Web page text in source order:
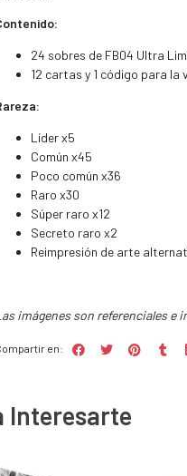
24 sobres de FB04 Ultra
12 cartas y 1 código para la
Líder x5
Común x45
Poco común x36
Raro x30
Súper raro x12
Secreto raro x2
Reimpresión de arte
imágenes son referenciales
en:
Interesarte